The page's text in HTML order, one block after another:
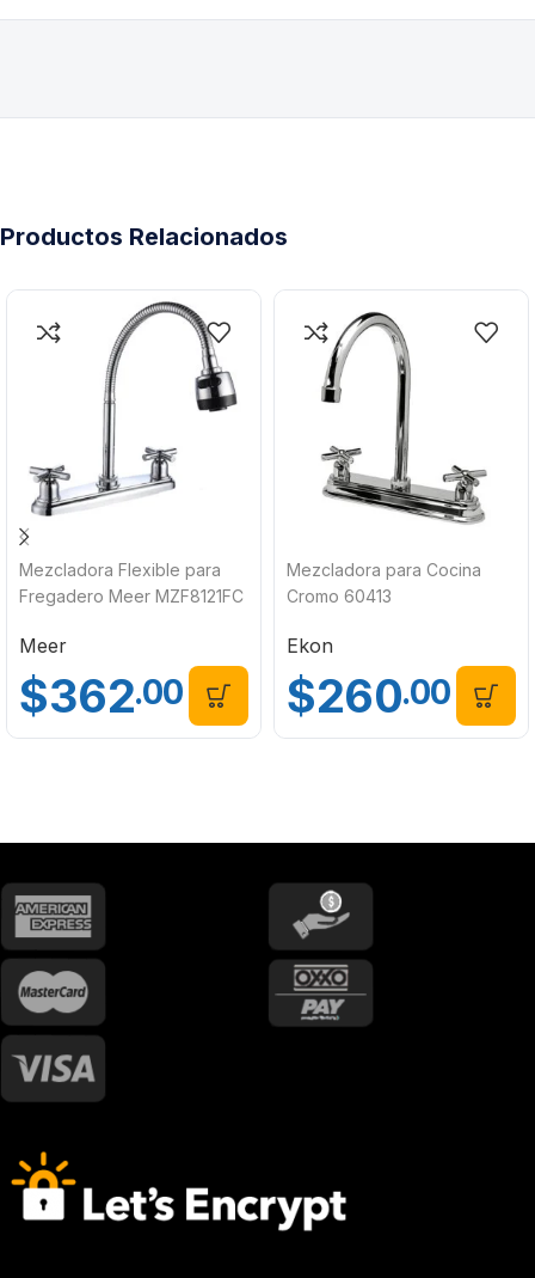
Productos Relacionados
Mezcladora Flexible para
Fregadero Meer MZF8121FC
Meer
$362.00
Mezcladora para Cocina
Cromo 60413
Ekon
$260.00